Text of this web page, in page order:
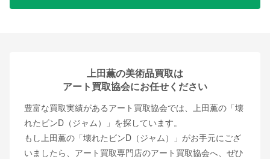
上田薫の美術品買取は
アート買取協会にお任せください
豊富な買取実績があるアート買取協会では、上田薫の「壊
れたビンD（ジャム）」を探しています。
もし上田薫の「壊れたビンD（ジャム）」がお手元にござ
いましたら、アート買取専門店のアート買取協会へ、ぜひ